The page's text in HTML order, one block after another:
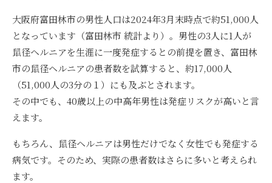
大阪府富田林市の男性人口は2024年3月末時点で約51,000人
となっています（富田林市 統計より）。 男性の3人に1人が
鼠径ヘルニアを生涯に一度発症するとの前提を置き、富田林
市の鼠径ヘルニアの患者数を試算すると、約17,000人
（51,000人の3分の１）にも及ぶとされます。
その中でも、40歳以上の中高年男性は発症リスクが高いと言
えます。
もちろん、鼠径ヘルニアは男性だけでなく女性でも発症する
病気です。そのため、実際の患者数はさらに多いと考えられ
ます。